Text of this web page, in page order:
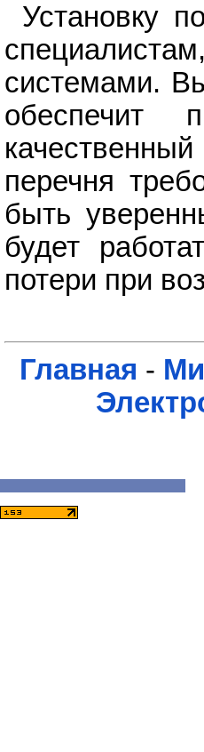
Установку
системами.
обеспечит
перечня
быть
будет
потери при
Главная -